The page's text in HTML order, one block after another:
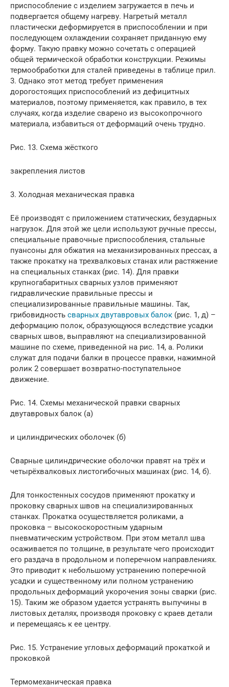
приспособление с изделием загружается в печь и
подвергается общему нагреву. Нагретый металл
пластически деформируется в приспособлении и при
последующем охлаждении сохраняет приданную ему
форму. Такую правку можно сочетать с операцией
общей термической обработки конструкции. Режимы
термообработки для сталей приведены в таблице прил.
3. Однако этот метод требует применения
дорогостоящих приспособлений из дефицитных
материалов, поэтому применяется, как правило, в тех
случаях, когда изделие сварено из высокопрочного
материала, избавиться от деформаций очень трудно.
Рис. 13. Схема жёсткого
закрепления листов
3. Холодная механическая правка
Её производят с приложением статических, безударных
нагрузок. Для этой же цели используют ручные прессы,
специальные правочные приспособления, стальные
пуансоны для обжатия на механизированных прессах, а
также прокатку на трехвалковых станах или растяжение
на специальных станках (рис. 14). Для правки
крупногабаритных сварных узлов применяют
гидравлические правильные прессы и
специализированные правильные машины. Так,
грибовидность сварных двутавровых балок (рис. 1, д) –
деформацию полок, образующуюся вследствие усадки
сварных швов, выправляют на специализированной
машине по схеме, приведенной на рис. 14, а. Ролики
служат для подачи балки в процессе правки, нажимной
ролик 2 совершает возвратно-поступательное
движение.
Рис. 14. Схемы механической правки сварных
двутавровых балок (а)
и цилиндрических оболочек (б)
Сварные цилиндрические оболочки правят на трёх и
четырёхвалковых листогибочных машинах (рис. 14, б).
Для тонкостенных сосудов применяют прокатку и
проковку сварных швов на специализированных
станках. Прокатка осуществляется роликами, а
проковка – высокоскоростным ударным
пневматическим устройством. При этом металл шва
осаживается по толщине, в результате чего происходит
его раздача в продольном и поперечном направлениях.
Это приводит к небольшому устранению поперечной
усадки и существенному или полном устранению
продольных деформаций укорочения зоны сварки (рис.
15). Таким же образом удается устранять выпучины в
листовых деталях, производя проковку с краев детали
и перемещаясь к ее центру.
Рис. 15. Устранение угловых деформаций прокаткой и
проковкой
Термомеханическая правка